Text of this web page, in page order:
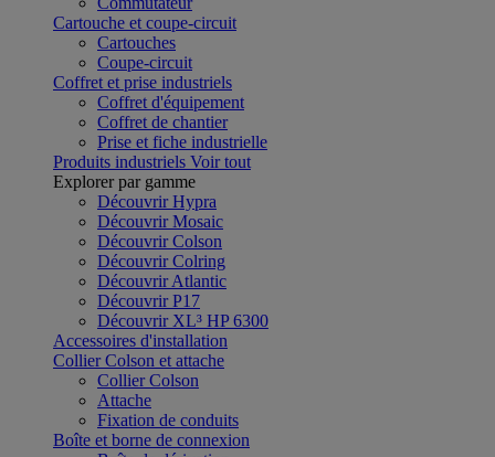
Cartouche et coupe-circuit
Cartouches
Coupe-circuit
Coffret et prise industriels
Coffret d'équipement
Coffret de chantier
Prise et fiche industrielle
Produits industriels Voir tout
Explorer par gamme
Découvrir Hypra
Découvrir Mosaic
Découvrir Colson
Découvrir Colring
Découvrir Atlantic
Découvrir P17
Découvrir XL³ HP 6300
Accessoires d'installation
Collier Colson et attache
Collier Colson
Attache
Fixation de conduits
Boîte et borne de connexion